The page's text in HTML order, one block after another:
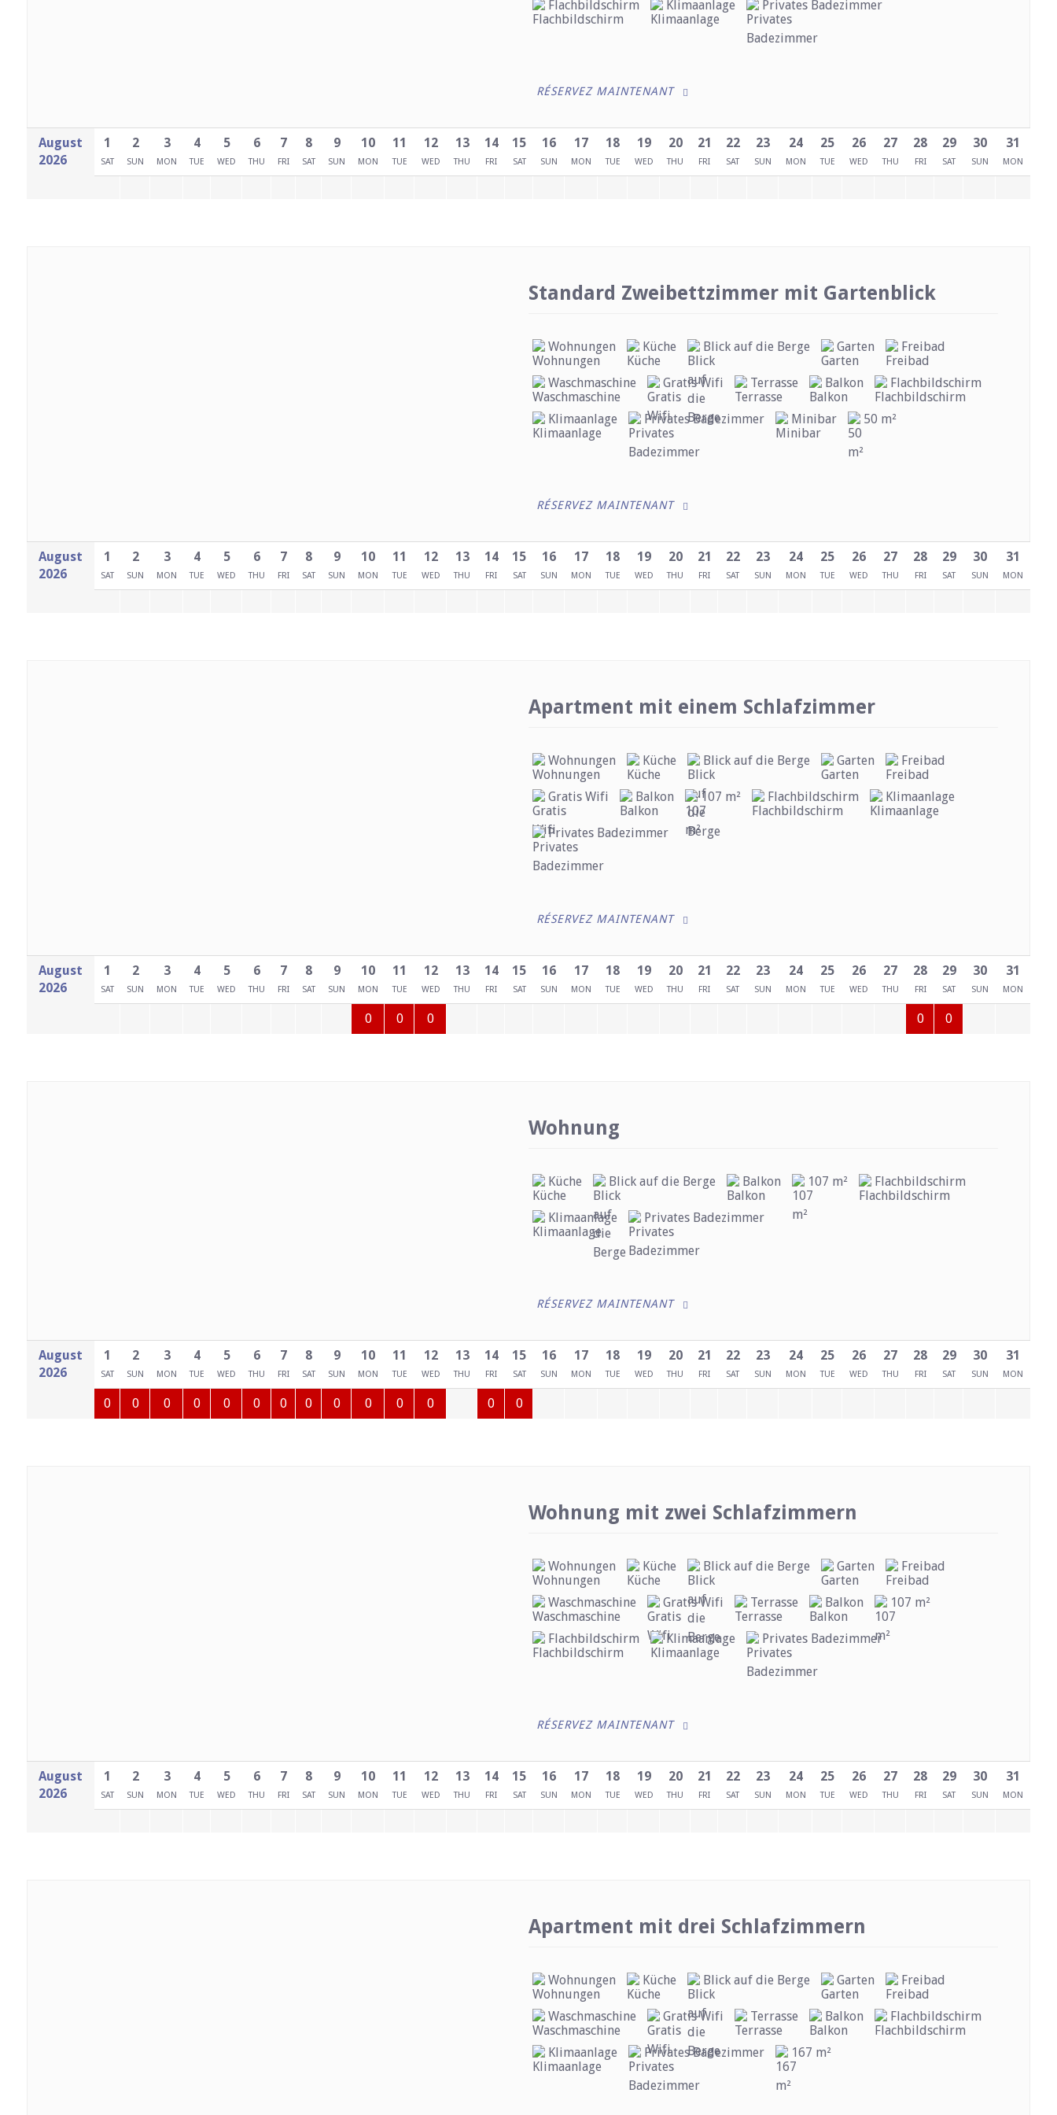
Flachbildschirm Klimaanlage Privates Badezimmer
RÉSERVEZ MAINTENANT
August
2026
1
SAT
2
SUN
3
MON
4
TUE
5
WED
6
THU
7
FRI
8
SAT
9
SUN
10
MON
11
TUE
12
WED
13
THU
14
FRI
15
SAT
16
SUN
17
MON
18
TUE
19
WED
20
THU
21
FRI
22
SAT
23
SUN
24
MON
25
TUE
26
WED
27
THU
28
FRI
29
SAT
30
SUN
31
MON
Standard Zweibettzimmer mit Gartenblick
Wohnungen Küche Blick auf die Berge Garten Freibad
Waschmaschine Gratis Wifi Terrasse Balkon Flachbildschirm
Klimaanlage Privates Badezimmer Minibar 50 m²
RÉSERVEZ MAINTENANT
August
2026
1
SAT
2
SUN
3
MON
4
TUE
5
WED
6
THU
7
FRI
8
SAT
9
SUN
10
MON
11
TUE
12
WED
13
THU
14
FRI
15
SAT
16
SUN
17
MON
18
TUE
19
WED
20
THU
21
FRI
22
SAT
23
SUN
24
MON
25
TUE
26
WED
27
THU
28
FRI
29
SAT
30
SUN
31
MON
Apartment mit einem Schlafzimmer
Wohnungen Küche Blick auf die Berge Garten Freibad
Gratis Wifi Balkon 107 m² Flachbildschirm Klimaanlage
Privates Badezimmer
RÉSERVEZ MAINTENANT
August
2026
1
SAT
2
SUN
3
MON
4
TUE
5
WED
6
THU
7
FRI
8
SAT
9
SUN
10
MON
11
TUE
12
WED
13
THU
14
FRI
15
SAT
16
SUN
17
MON
18
TUE
19
WED
20
THU
21
FRI
22
SAT
23
SUN
24
MON
25
TUE
26
WED
27
THU
28
FRI
29
SAT
30
SUN
31
MON
0 0 0 0 0
Wohnung
Küche Blick auf die Berge Balkon 107 m² Flachbildschirm
Klimaanlage Privates Badezimmer
RÉSERVEZ MAINTENANT
August
2026
1
SAT
2
SUN
3
MON
4
TUE
5
WED
6
THU
7
FRI
8
SAT
9
SUN
10
MON
11
TUE
12
WED
13
THU
14
FRI
15
SAT
16
SUN
17
MON
18
TUE
19
WED
20
THU
21
FRI
22
SAT
23
SUN
24
MON
25
TUE
26
WED
27
THU
28
FRI
29
SAT
30
SUN
31
MON
0 0 0 0 0 0 0 0 0 0 0 0 0 0
Wohnung mit zwei Schlafzimmern
Wohnungen Küche Blick auf die Berge Garten Freibad
Waschmaschine Gratis Wifi Terrasse Balkon 107 m²
Flachbildschirm Klimaanlage Privates Badezimmer
RÉSERVEZ MAINTENANT
August
2026
1
SAT
2
SUN
3
MON
4
TUE
5
WED
6
THU
7
FRI
8
SAT
9
SUN
10
MON
11
TUE
12
WED
13
THU
14
FRI
15
SAT
16
SUN
17
MON
18
TUE
19
WED
20
THU
21
FRI
22
SAT
23
SUN
24
MON
25
TUE
26
WED
27
THU
28
FRI
29
SAT
30
SUN
31
MON
Apartment mit drei Schlafzimmern
Wohnungen Küche Blick auf die Berge Garten Freibad
Waschmaschine Gratis Wifi Terrasse Balkon Flachbildschirm
Klimaanlage Privates Badezimmer 167 m²